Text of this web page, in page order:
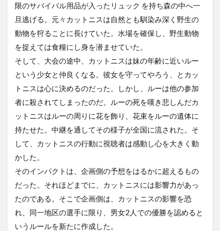
限のサバイバル用品が入ったリュック を持ち森の中へ一
旦逃げる。元々カットニスは自然とも馴染み深く野生の
動物を狩ることに長けていた。水場を確保し、野生動物
を捉えては食糧にし身を潜ませていた。
そして、大会の途中、カットニスは妹の年齢に近いルー
という少女と仲良くなる。彼女を守ってやろう、とカッ
トニスは心に決めるのだった。しかし、ルーは他の参加
者に殺されてしまったのだ。ルーの死を嘆き悲しんだカ
ットニスはルーの周りに花を飾り、花束をルーの遺体に
持たせた。中継を通してその様子が全国に流された。そ
して、カットニスの行動に視聴者は感動し心を大きく動
かした。
そのインパクトは、企画側の予想をはるかに超えるもの
だった。それほどまでに、カットニスには影響力があっ
たのである。そこで企画側は、カットニスの影響を恐
れ、同一地区の選手に限り、男女2人での優勝を認めると
いうルールを新たに作成した。